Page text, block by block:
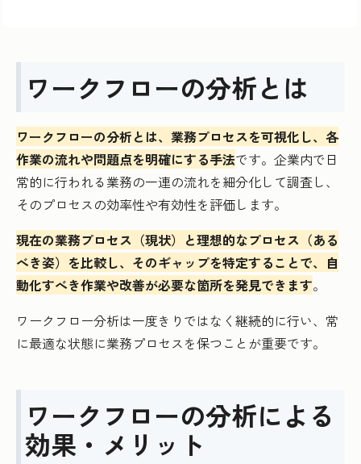
ワークフローの分析とは
ワークフローの分析とは、業務プロセスを可視化し、各
作業の流れや問題点を明確にする手法です。企業内で日
常的に行われる業務の一連の流れを細分化して調査し、
そのプロセスの効率性や有効性を評価します。
現在の業務プロセス（現状）と理想的なプロセス（ある
べき姿）を比較し、そのギャップを特定することで、自
動化すべき作業や改善が必要な箇所を発見できます。
ワークフロー分析は一度きりではなく継続的に行い、常
に最適な状態に業務プロセスを保つことが重要です。
ワークフローの分析による
効果・メリット